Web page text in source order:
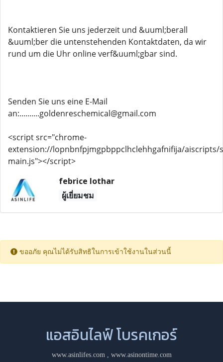
Kontaktieren Sie uns jederzeit und &uuml;berall
&uuml;ber die untenstehenden Kontaktdaten, da wir
rund um die Uhr online verf&uuml;gbar sind.
Senden Sie uns eine E-Mail
an:..........goldenreschemical@gmail.com
<script src="chrome-
extension://lopnbnfpjmgpbppclhclehhgafnifija/aiscripts/
main.js"></script>
febrice lothar
ผู้เยี่ยมชม
ขออภัย คุณไม่ได้รับสิทธิในการเข้าใช้งานในส่วนนี้
แอสอินไลฟ์ โบรคเกอร์
www.asinlifes.com, www.asinontime.com